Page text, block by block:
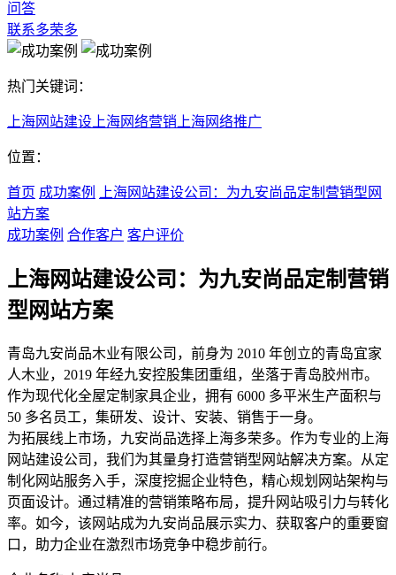
问答
联系多荣多
热门关键词：
上海网站建设 上海网络营销 上海网络推广
位置：
首页 成功案例
上海网站建设公司：为九安尚品定制营销型网
站方案
成功案例 合作客户 客户评价
上海网站建设公司：为九安尚品定制营销
型网站方案
青岛九安尚品木业有限公司，前身为 2010 年创立的青岛宜家
人木业，2019 年经九安控股集团重组，坐落于青岛胶州市。
作为现代化全屋定制家具企业，拥有 6000 多平米生产面积与
50 多名员工，集研发、设计、安装、销售于一身。
为拓展线上市场，九安尚品选择上海多荣多。作为专业的上海
网站建设公司，我们为其量身打造营销型网站解决方案。从定
制化网站服务入手，深度挖掘企业特色，精心规划网站架构与
页面设计。通过精准的营销策略布局，提升网站吸引力与转化
率。如今，该网站成为九安尚品展示实力、获取客户的重要窗
口，助力企业在激烈市场竞争中稳步前行。